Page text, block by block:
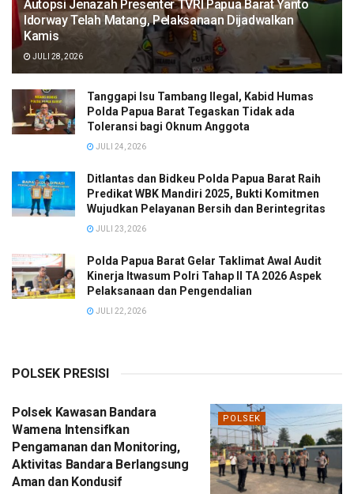
Autopsi Jenazah Presenter TVRI Papua Barat Yanto
Idorway Telah Matang, Pelaksanaan Dijadwalkan
Kamis
JULI 28, 2026
Tanggapi Isu Tambang Ilegal, Kabid Humas
Polda Papua Barat Tegaskan Tidak ada
Toleransi bagi Oknum Anggota
JULI 24, 2026
Ditlantas dan Bidkeu Polda Papua Barat Raih
Predikat WBK Mandiri 2025, Bukti Komitmen
Wujudkan Pelayanan Bersih dan Berintegritas
JULI 23, 2026
Polda Papua Barat Gelar Taklimat Awal Audit
Kinerja Itwasum Polri Tahap II TA 2026 Aspek
Pelaksanaan dan Pengendalian
JULI 22, 2026
POLSEK PRESISI
POLSEK
Polsek Kawasan Bandara
Wamena Intensifkan
Pengamanan dan Monitoring,
Aktivitas Bandara Berlangsung
Aman dan Kondusif